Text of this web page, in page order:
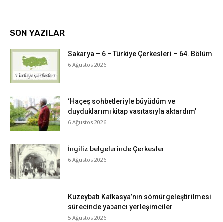
SON YAZILAR
Sakarya – 6 – Türkiye Çerkesleri – 64. Bölüm
6 Ağustos 2026
‘Haçeş sohbetleriyle büyüdüm ve
duyduklarımı kitap vasıtasıyla aktardım’
6 Ağustos 2026
İngiliz belgelerinde Çerkesler
6 Ağustos 2026
Kuzeybatı Kafkasya’nın sömürgeleştirilmesi
sürecinde yabancı yerleşimciler
5 Ağustos 2026